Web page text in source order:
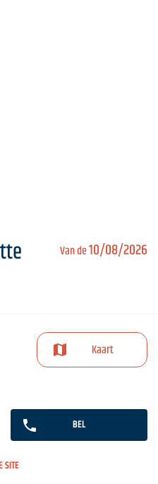
Van de10/08/2026
Kaart
BEL
SITE